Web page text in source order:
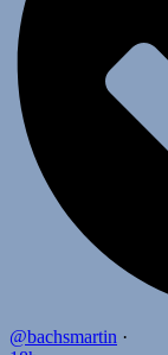
@bachsmartin ·